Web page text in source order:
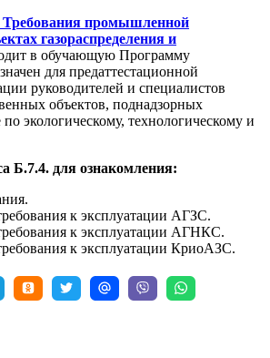
Требования промышленной
газораспределения и
в обучающую Программу
для предаттестационной
руководителей и специалистов
объектов, поднадзорных
экологическому, технологическому и
Б.7.4. для ознакомления:
к эксплуатации АГЗС.
к эксплуатации АГНКС.
к эксплуатации КриоАЗС.